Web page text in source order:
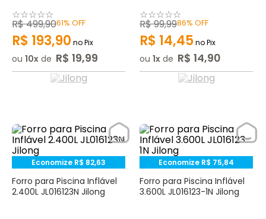
☆☆☆☆☆
R$499,9061% OFF
R$ 193,90 no Pix
ou 10 de R$ 19,99
☆☆☆☆☆
R$99,9986% OFF
R$ 14,45no Pix
ou 1 de R$ 14,90
Economize R$ 82,63
Forro para Piscina Inflável
2.400L JL016123N Jilong
Economize R$ 75,84
Forro para Piscina Inflável
3.600L JL016123-1N Jilong